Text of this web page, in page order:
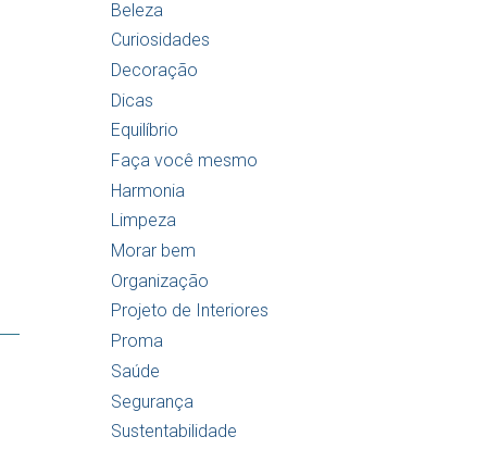
Beleza
Curiosidades
Decoração
Dicas
Equilíbrio
Faça você mesmo
Harmonia
Limpeza
Morar bem
Organização
Projeto de Interiores
Proma
Saúde
Segurança
Sustentabilidade